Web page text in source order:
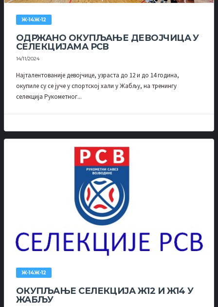
Ж-14Ж-12
ОДРЖАНО ОКУПЉАЊЕ ДЕВОЈЧИЦА У
СЕЛЕКЦИЈАМА РСВ
14/11/2024
Најталентованије девојчице, узраста до 12 и до 14 година,
окупиле су се јуче у спортској хали у Жабљу, на тренингу
селекција Рукометног...
Ж-14Ж-12
ОКУПЉАЊЕ СЕЛЕКЦИЈА Ж12 И Ж14 У
ЖАБЉУ